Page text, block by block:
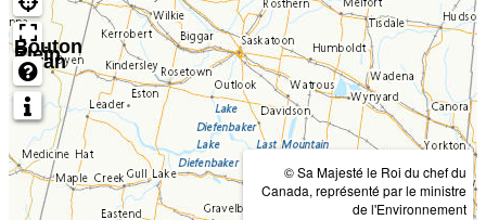
Bouton
Plein
écran
© Sa Majesté le Roi du chef du
Canada, représenté par le ministre
de l'Environnement